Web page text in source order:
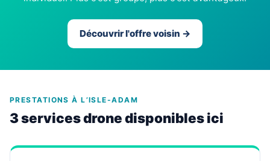
Découvrir l'offre voisin →
PRESTATIONS À L’ISLE-ADAM
3 services drone disponibles ici